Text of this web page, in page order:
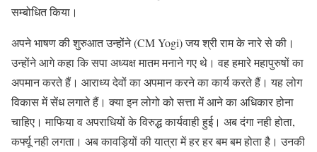
सम्बोधित किया।
अपने भाषण की शुरुआत उन्होंने (CM Yogi) जय श्री राम के नारे से की।
उन्होंने आगे कहा कि सपा अध्यक्ष मातम मनाने गए थे। वह हमारे महापुरुषों का
अपमान करते हैं। आराध्य देवों का अपमान करने का कार्य करते हैं। यह लोग
विकास में सेंध लगाते हैं। क्या इन लोगो को सत्ता में आने का अधिकार होना
चाहिए। माफिया व अपराधियों के विरुद्ध कार्यवाही हुई। अब दंगा नही होता,
कर्फ्यू नही लगता। अब कावड़ियों की यात्रा में हर हर बम बम होता है। उनकी